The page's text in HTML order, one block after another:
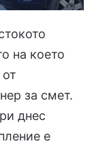
на което
за смет.
днес
е